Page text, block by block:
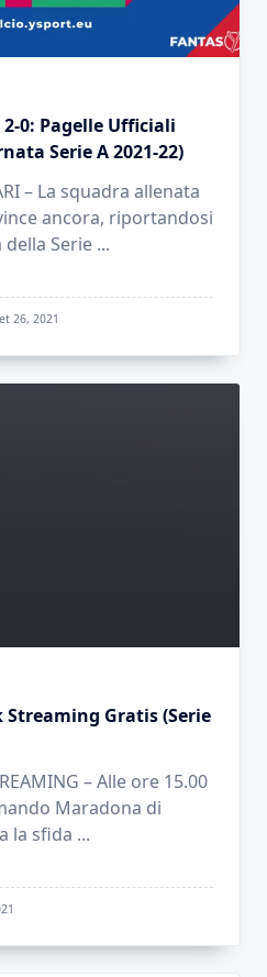
0: Pagelle Ufficiali
Serie A 2021-22)
– La squadra allenata
ancora, riportandosi
della Serie ...
26, 2021
Gratis (Serie
– Alle ore 15.00
Maradona di
la sfida ...